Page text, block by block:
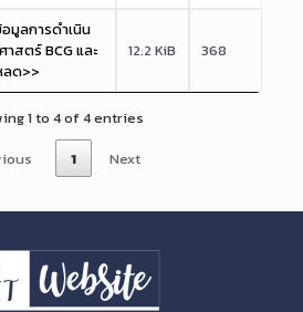
มูลการดำเนิน
สตร์ BCG และ
ลด>>
12.2 KiB 368
1 to 4 of 4 entries
1 Next